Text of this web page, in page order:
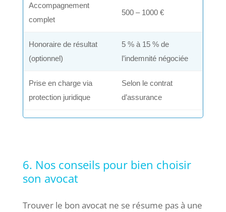
Accompagnement
complet
500 – 1000 €
Honoraire de résultat
(optionnel)
5 % à 15 % de
l’indemnité négociée
Prise en charge via
protection juridique
Selon le contrat
d’assurance
6. Nos conseils pour bien choisir
son avocat
Trouver le bon avocat ne se résume pas à une